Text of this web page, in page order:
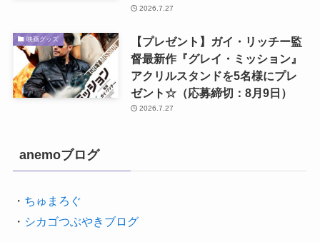
2026.7.27
映画グッズ
【プレゼント】ガイ・リッチー監
督最新作『グレイ・ミッション』
アクリルスタンドを5名様にプレ
ゼント☆（応募締切：8月9日）
2026.7.27
anemoブログ
・ ちゅまろぐ
・ シカゴつぶやきブログ